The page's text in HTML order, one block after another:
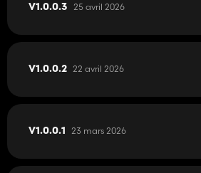
V1.0.0.3 25 avril 2026
V1.0.0.2 22 avril 2026
V1.0.0.1 23 mars 2026